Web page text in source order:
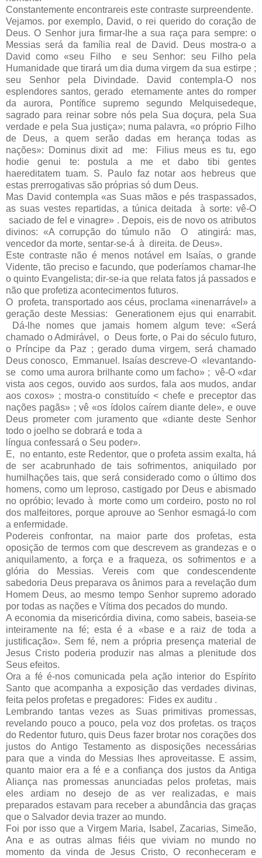
Constantemente encontrareis este contraste surpreendente.
Vejamos. por exemplo, David, o rei querido do coração de
Deus. O Senhor jura firmar-lhe a sua raça para sempre: o
Messias será da família real de David. Deus mostra-o a
David como «seu Filho e seu Senhor: seu Filho pela
Humanidade que tirará um dia duma virgem da sua estirpe ;
seu Senhor pela Divindade. David contempla-O nos
esplendores santos, gerado eternamente antes do romper
da aurora, Pontífice supremo segundo Melquisedeque,
sagrado para reinar sobre nós pela Sua doçura, pela Sua
verdade e pela Sua justiça»; numa palavra, «o próprio Filho
de Deus, a quem serão dadas em herança todas as
nações»: Dominus dixit ad me: Filius meus es tu, ego
hodie ge­nui te: postula a me et dabo tibi gentes
haereditatem tuam. S. Paulo faz notar aos hebreus que
estas prerrogativas são próprias só dum Deus.
Mas David contempla «as Suas mãos e pés traspassados,
as suas vestes repartidas, a túnica deitada à sorte: vê-O
saciado de fel e vinagre» . Depois, eis de novo os atributos
divinos: «A corrupção do túmulo não O atingirá: mas,
vencedor da morte, sentar-se-á à direita. de Deus».
Este contraste não é menos notável em Isaías, o grande
Vidente, tão preciso e facundo, que poderíamos chamar-lhe
o quinto Evangelista; dir-se-ia que relata fatos já passados e
não que profetiza acontecimentos futuros.
O profeta, transportado aos céus, proclama «inenarrável» a
geração deste Messias: Generationem ejus qui enarrabit.
Dá-lhe nomes que jamais homem algum teve: «Será
chamado o Admirável, o Deus forte, o Pai do século futuro,
o Príncipe da Paz ; gerado duma virgem, será chamado
Deus conosco, Emma­nuel. Isaías descreve-O «levantando-
se como uma aurora brilhante como um facho» ; vê-O «dar
vista aos cegos, ouvido aos surdos, fala aos mudos, andar
aos coxos» ; mostra-o constituído < chefe e preceptor das
nações pagãs» ; vê «os ídolos caírem diante dele», e ouve
Deus prometer com juramento que «diante deste Senhor
todo o joelho se dobrará e toda a
língua confessará o Seu poder».
E, no entanto, este Redentor, que o profeta assim exalta, há
de ser acabrunhado de tais sofrimentos, aniquilado por
humilhações tais, que será considerado como o último dos
homens, como um leproso, castigado por Deus e abismado
no opróbio; levado à morte como um cordeiro, posto no rol
dos malfeitores, porque aprouve ao Senhor esmagá-lo com
a enfermidade.
Podereis confrontar, na maior parte dos profetas, esta
oposição de termos com que descrevem as grandezas e o
aniquilamento, a força e a fraqueza, os sofrimentos e a
glória do Messias. Vereis com que condescendente
sabedoria Deus preparava os ânimos para a revelação dum
Homem Deus, ao mesmo tempo Senhor supremo adorado
por todas as nações e Vítima dos pecados do mundo.
A economia da misericórdia divina, como sabeis, baseia-se
inteiramente na fé; esta é a «base e a raiz de toda a
justificação». Sem fé, nem a própria presença material de
Jesus Cristo poderia produzir nas almas a plenitude dos
Seus efeitos.
Ora a fé é-nos comunicada pela ação interior do Espírito
Santo que acompanha a exposição das verdades divinas,
feita pelos profetas e pregadores: Fides ex auditu .
Lembrando tantas vezes as Suas primitivas promessas,
revelando pouco a pouco, pela voz dos profetas. os traços
do Redentor futuro, quis Deus fazer brotar nos corações dos
justos do Antigo Testamento as disposições necessárias
para que a vinda do Messias lhes apro­veitasse. E assim,
quanto maior era a fé e a confiança dos justos da Antiga
Aliança nas promessas anunciadas pelos profetas, mais
eles ardiam no desejo de as ver realizadas, e mais
preparados estavam para receber a abundância das graças
que o Salvador devia trazer ao mundo.
Foi por isso que a Virgem Maria, Isabel, Zacarias, Simeão,
Ana e as outras almas fiéis que viviam no mundo no
momento da vinda de Jesus Cristo, O reconheceram e